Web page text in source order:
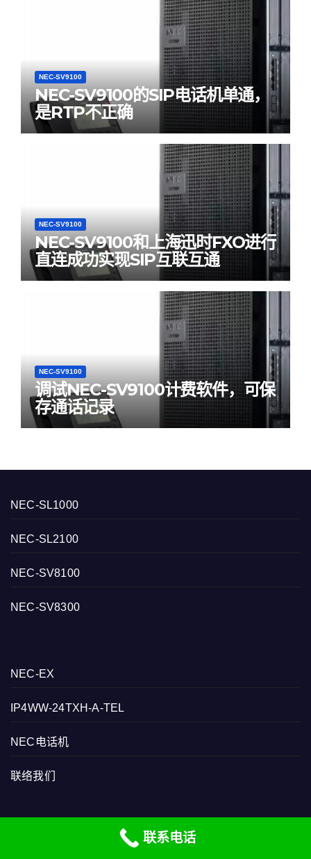
NEC-SV9100
NEC-SV9100的SIP电话机单通，
是RTP不正确
NEC-SV9100
NEC-SV9100和上海迅时FXO进行
直连成功实现SIP互联互通
NEC-SV9100
调试NEC-SV9100计费软件，可保
存通话记录
NEC-SL1000
NEC-SL2100
NEC-SV8100
NEC-SV8300
NEC-EX
IP4WW-24TXH-A-TEL
NEC电话机
联络我们
联系电话